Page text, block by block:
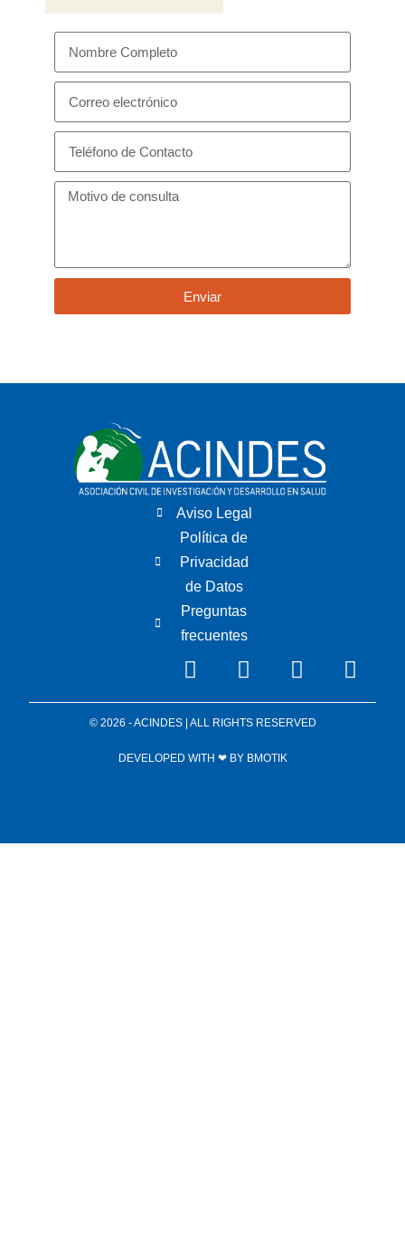
Enviar
Aviso Legal
Política de
Privacidad
de Datos
Preguntas
frecuentes
© 2026 - ACINDES | ALL RIGHTS RESERVED
DEVELOPED WITH ❤ BY BMOTIK